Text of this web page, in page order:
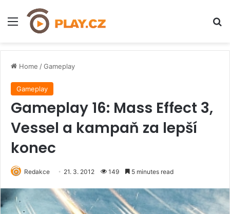
Menu
Home /Gameplay
Gameplay
Gameplay 16: Mass Effect 3,
Vessel a kampaň za lepší
konec
Redakce 21. 3. 2012 149 5 minutes read